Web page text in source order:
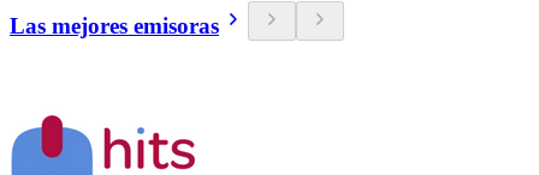
Las mejores emisoras